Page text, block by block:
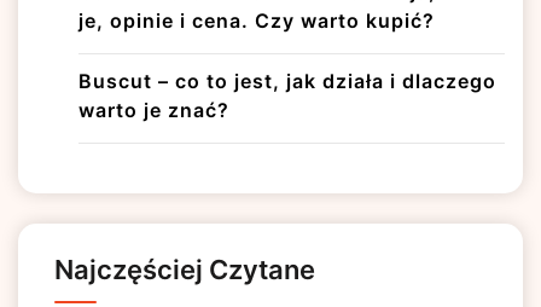
je, opinie i cena. Czy warto kupić?
Buscut – co to jest, jak działa i dlaczego
warto je znać?
Najczęściej Czytane